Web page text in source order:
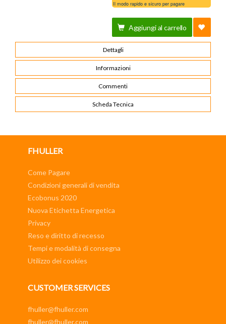
Il modo rapido e sicuro per pagare
Aggiungi al carrello
Dettagli
Informazioni
Commenti
Scheda Tecnica
FHULLER
Come Pagare
Condizioni generali di vendita
Ecobonus 2020
Nuova Etichetta Energetica
Privacy
Reso e diritto di recesso
Tempi e modalità di consegna
Utilizzo dei cookies
CUSTOMER SERVICES
fhuller@fhuller.com
fhuller@fhuller.com